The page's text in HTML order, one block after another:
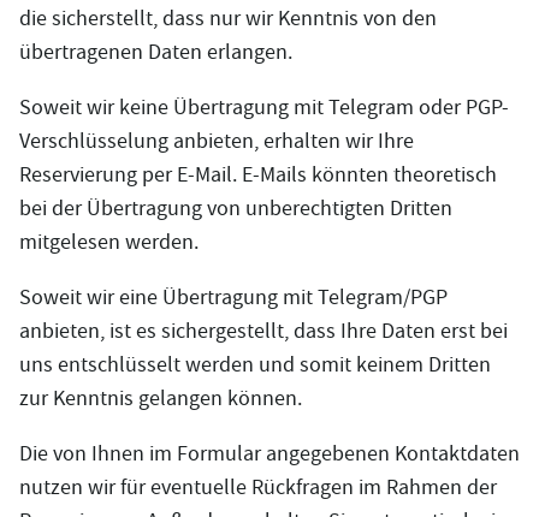
die sicherstellt, dass nur wir Kenntnis von den
übertragenen Daten erlangen.
Soweit wir keine Übertragung mit Telegram oder PGP-
Verschlüsselung anbieten, erhalten wir Ihre
Reservierung per E-Mail. E-Mails könnten theoretisch
bei der Übertragung von unberechtigten Dritten
mitgelesen werden.
Soweit wir eine Übertragung mit Telegram/PGP
anbieten, ist es sichergestellt, dass Ihre Daten erst bei
uns entschlüsselt werden und somit keinem Dritten
zur Kenntnis gelangen können.
Die von Ihnen im Formular angegebenen Kontaktdaten
nutzen wir für eventuelle Rückfragen im Rahmen der